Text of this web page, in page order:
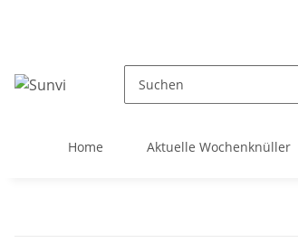
Home Aktuelle Wochenknüller